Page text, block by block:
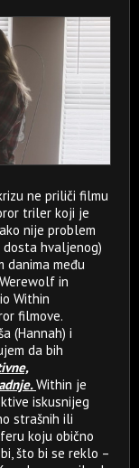
ne priliči filmu
triler koji je
nije problem
hvaljenog)
danima među
in
Within
filmove.
(Hannah) i
da bih
Within je
iskusnijeg
strašnih ili
koju obično
što bi se reklo –